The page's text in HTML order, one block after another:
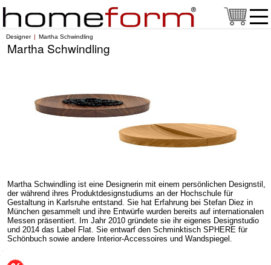
Designer Martha Schwindling
Martha Schwindling
Martha Schwindling ist eine Designerin mit einem persönlichen Designstil,
der während ihres Produktdesignstudiums an der Hochschule für
Gestaltung in Karlsruhe entstand. Sie hat Erfahrung bei Stefan Diez in
München gesammelt und ihre Entwürfe wurden bereits auf internationalen
Messen präsentiert. Im Jahr 2010 gründete sie ihr eigenes Designstudio
und 2014 das Label Flat. Sie entwarf den Schminktisch SPHERE für
Schönbuch sowie andere Interior-Accessoires und Wandspiegel.